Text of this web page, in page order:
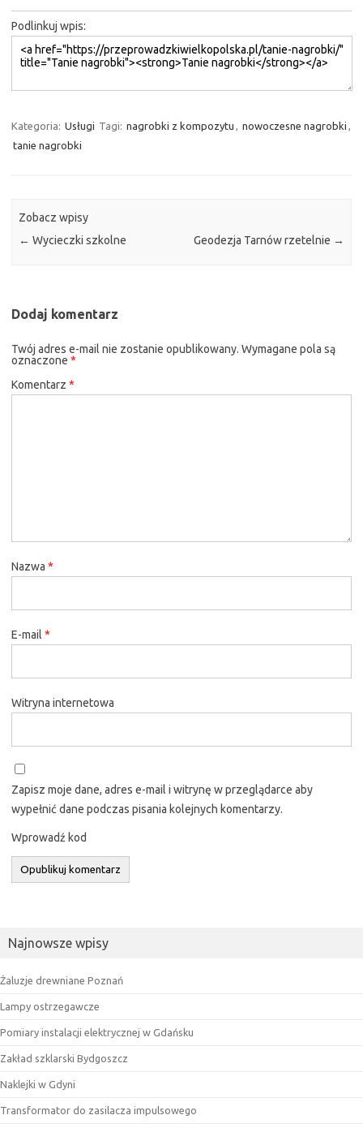
Podlinkuj wpis:
Kategoria: Usługi Tagi: nagrobki z kompozytu , nowoczesne nagrobki ,
tanie nagrobki
Zobacz wpisy
← Wycieczki szkolne Geodezja Tarnów rzetelnie →
Dodaj komentarz
Twój adres e-mail nie zostanie opublikowany. Wymagane pola są
oznaczone *
Komentarz *
Nazwa *
E-mail *
Witryna internetowa
Zapisz moje dane, adres e-mail i witrynę w przeglądarce aby
wypełnić dane podczas pisania kolejnych komentarzy.
Wprowadź kod
Najnowsze wpisy
Żaluzje drewniane Poznań
Lampy ostrzegawcze
Pomiary instalacji elektrycznej w Gdańsku
Zakład szklarski Bydgoszcz
Naklejki w Gdyni
Transformator do zasilacza impulsowego